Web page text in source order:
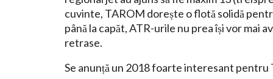
cuvinte, TAROM dorește o flotă solidă
până la capăt, ATR-urile nu prea își vor mai
retrase.
Se anunță un 2018 foarte interesant pentru